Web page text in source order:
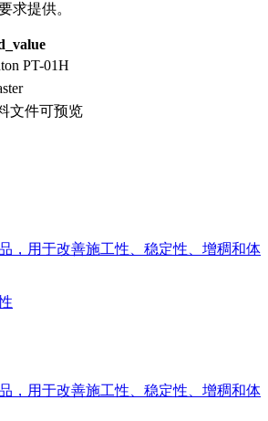
求提供。
PT-01H
文件可预览
，用于改善施工性、稳定性、增稠和体
，用于改善施工性、稳定性、增稠和体